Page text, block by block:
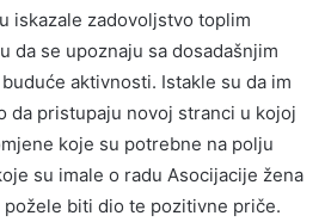
iskazale zadovoljstvo toplim
da se upoznaju sa dosadašnjim
aktivnosti. Istakle su da im
da pristupaju novoj stranci u kojoj
koje su potrebne na polju
su imale o radu Asocijacije žena
požele biti dio te pozitivne priče.